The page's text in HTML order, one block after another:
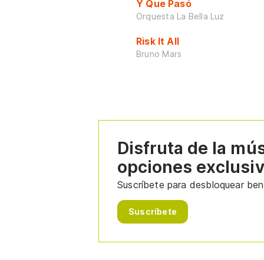
Y Que Pasó
Orquesta La Bella Luz
Risk It All
Bruno Mars
Disfruta de la
opciones
Suscríbete para desbloquear
Suscríbete